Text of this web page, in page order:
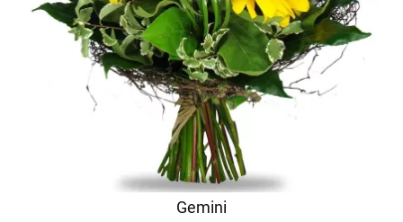
Gemini